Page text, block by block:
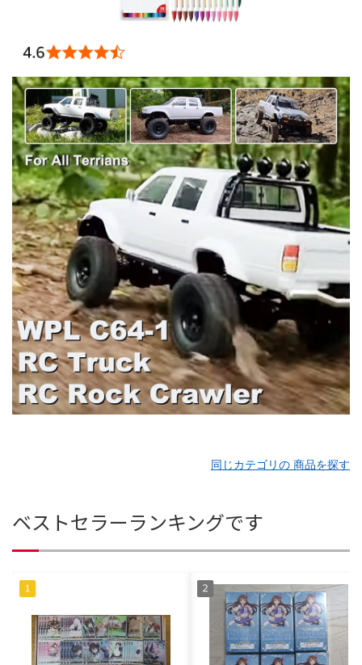
同じカテゴリの 商品を探す
ベストセラーランキングです